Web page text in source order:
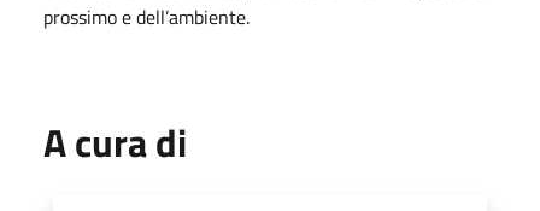
prossimo e dell’ambiente.
A cura di